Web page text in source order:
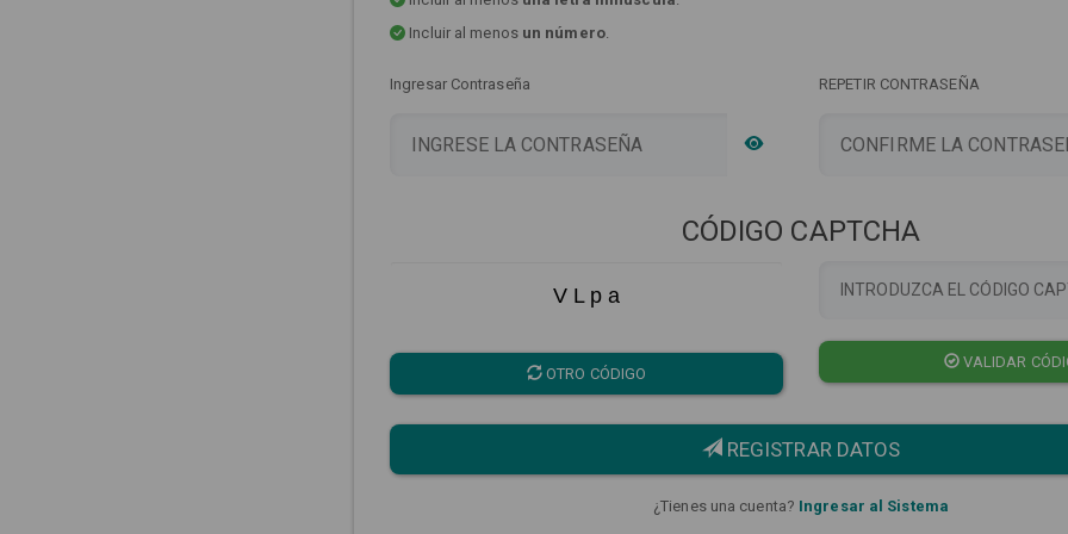
Incluir al menos un número.
Ingresar Contraseña REPETIR CONTRASEÑA
CÓDIGO CAPTCHA
V L p a
OTRO CÓDIGO
VALIDAR
REGISTRAR DATOS
¿Tienes una cuenta? Ingresar al Sistema